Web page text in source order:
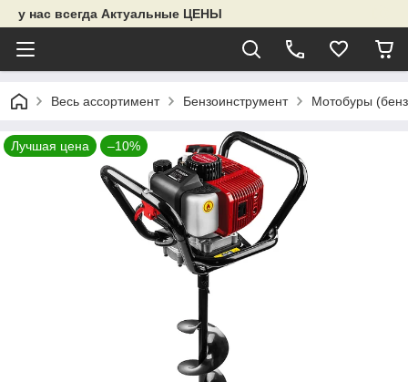
у нас всегда Актуальные ЦЕНЫ
Весь ассортимент Бензоинструмент Мотобуры
Лучшая цена –10%